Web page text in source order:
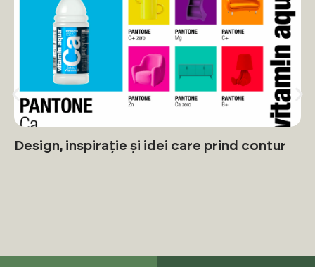
Design, inspirație și idei care prind contur